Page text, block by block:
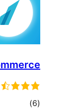
(6 مجموع)